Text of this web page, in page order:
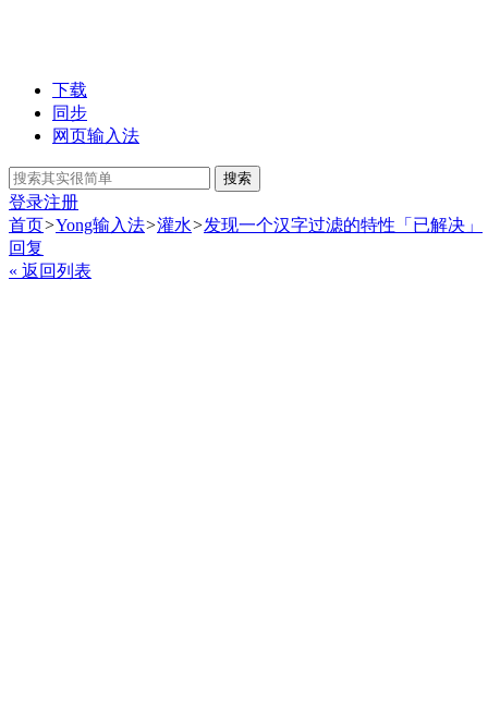
下载
同步
网页输入法
搜索
登录注册
首页>Yong输入法>灌水>发现一个汉字过滤的特性「已解决」
回复
« 返回列表